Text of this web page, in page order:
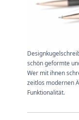
schön geformte
Wer mit ihnen
zeitlos modernen
Funktionalität.